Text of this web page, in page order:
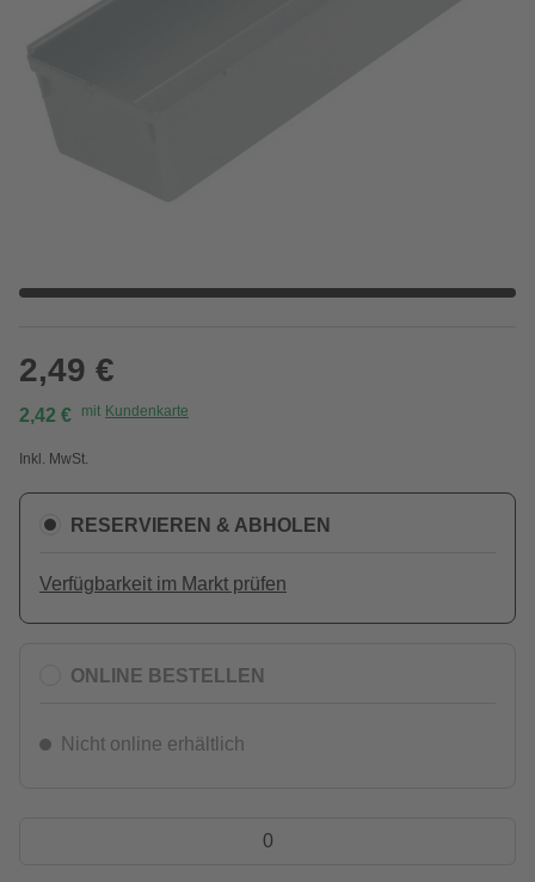
2,49 €
2,42 € mit Kundenkarte
Inkl. MwSt.
RESERVIEREN & ABHOLEN
Verfügbarkeit im Markt prüfen
ONLINE BESTELLEN
Nicht online erhältlich